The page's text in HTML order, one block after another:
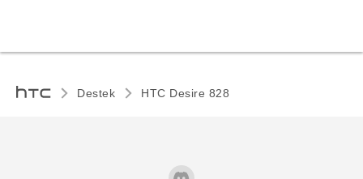
Destek HTC Desire 828‎